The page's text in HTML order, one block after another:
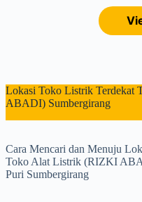
Lokasi Toko Listrik
ABADI) Sumbergirang
Cara Mencari dan Menuju
Toko Alat Listrik (RIZKI
Puri Sumbergirang